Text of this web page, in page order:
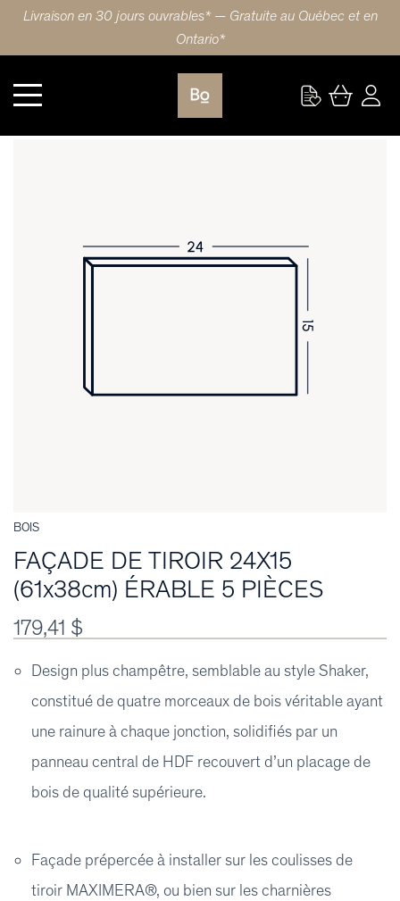
Livraison en 30 jours ouvrables* — Gratuite au Québec et en
Ontario*
Cuisine FAÇADE DE TIROIR 24X15 (61x38cm) ÉRABLE 5 PIÈCES
BOIS
FAÇADE DE TIROIR 24X15
(61x38cm) ÉRABLE 5 PIÈCES
179,41 $
Design plus champêtre, semblable au style Shaker,
constitué de quatre morceaux de bois véritable ayant
une rainure à chaque jonction, solidifiés par un
panneau central de HDF recouvert d’un placage de
bois de qualité supérieure.
Façade prépercée à installer sur les coulisses de
tiroir MAXIMERA®, ou bien sur les charnières